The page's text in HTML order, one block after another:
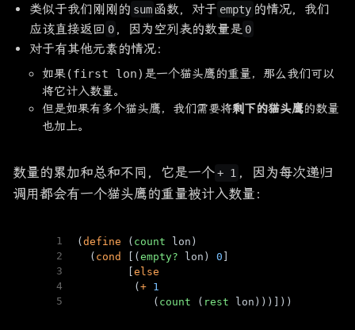
类似于我们刚刚的 sum 函数，对于 empty 的情况，我们
应该直接返回 0 ，因为空列表的数量是 0
对于有其他元素的情况：
如果(first lon) 是一个猫头鹰的重量，那么我们可以
将它计入数量。
但是如果有多个猫头鹰，我们需要将剩下的猫头鹰的数量
也加上。
数量的累加和总和不同，它是一个+ 1 ，因为每次递归
调用都会有一个猫头鹰的重量被计入数量：
1
2
3
4
5
(define ( count lon)
  (
cond [(empty? lon) 0 ]
        [
else
         (
+ 1
            (
count ( rest lon)))]))